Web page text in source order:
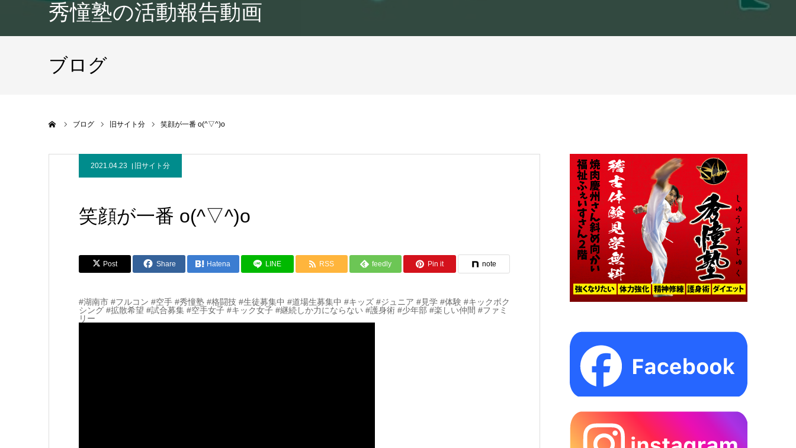
秀憧塾の活動報告動画
ブログ
ブログ 旧サイト分 笑顔が一番 o(^▽^)o
2021.04.23 旧サイト分
笑顔が一番 o(^▽^)o
Post Share Hatena LINE RSS feedly Pin it note
#湖南市 #フルコン #空手 #秀憧塾 #格闘技 #生徒募集中 #道場生募集中 #キッズ #ジュニア #見学 #体験 #キックボク
シング #拡散希望 #試合募集 #空手女子 #キック女子 #継続しか力にならない #護身術 #少年部 #楽しい仲間 #ファミ
リー